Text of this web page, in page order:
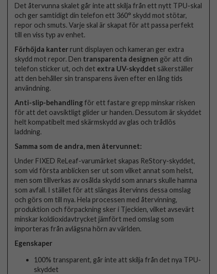
Det återvunna skalet går inte att skilja från ett nytt TPU-skal
och ger samtidigt din telefon ett 360° skydd mot stötar,
repor och smuts. Varje skal är skapat för att passa perfekt
till en viss typ av enhet.
Förhöjda kanter runt displayen och kameran ger extra
skydd mot repor. Den transparenta designen gör att din
telefon sticker ut, och det extra UV-skyddet säkerställer
att den behåller sin transparens även efter en lång tids
användning.
Anti-slip-behandlingför ett fastare grepp minskar risken
för att det oavsiktligt glider ur handen. Dessutom är skyddet
helt kompatibelt med skärmskydd av glas och trådlös
laddning.
Samma som de andra, men återvunnet:
Under FIXED ReLeaf-varumärket skapas ReStory-skyddet,
som vid första anblicken ser ut som vilket annat som helst,
men som tillverkas av osålda skydd som annars skulle hamna
som avfall. I stället för att slängas återvinns dessa omslag
och görs om till nya. Hela processen med återvinning,
produktion och förpackning sker i Tjeckien, vilket avsevärt
minskar koldioxidavtrycket jämfört med omslag som
importeras från avlägsna hörn av världen.
Egenskaper
100% transparent, går inte att skilja från det nya TPU-
skyddet